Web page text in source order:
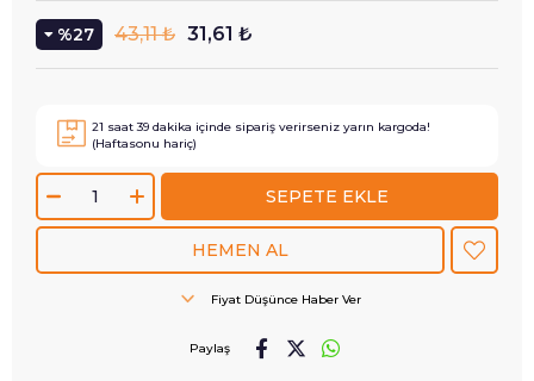
27 43,11 ₺ 31,61 ₺
21 saat39 dakika içinde sipariş verirseniz yarın kargoda!
(Haftasonu hariç)
Fiyat Düşünce Haber Ver
Paylaş